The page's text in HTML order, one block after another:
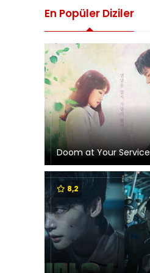
En Popüler Diziler
Doom at Your Service
8,2